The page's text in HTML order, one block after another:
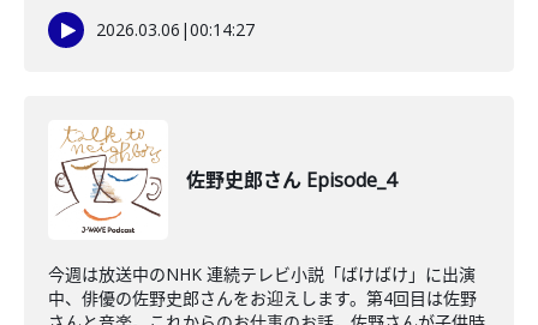
2026.03.06 |00:14:27
佐野史郎さん Episode_4
今週は放送中のNHK 連続テレビ小説「ばけばけ」に出演
中、俳優の佐野史郎さんをお迎えします。第4回目は佐野